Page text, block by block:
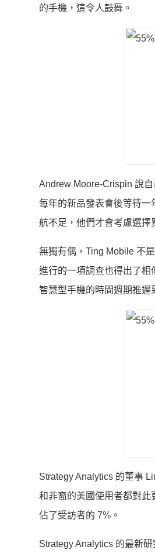
的手機，這令人鼓舞。
Andrew Moore-Crispin 說
每年的新品發表會後等待一
航不足，他們才會考慮選擇
無獨有偶，Ting Mobile 不
進行的一項調查也得出了相
智慧型手機的時間週期推遲
Strategy Analytics 的董事
和非裔的美國使用者都對此
佔了受訪者的 7%。
Strategy Analytics 的最新